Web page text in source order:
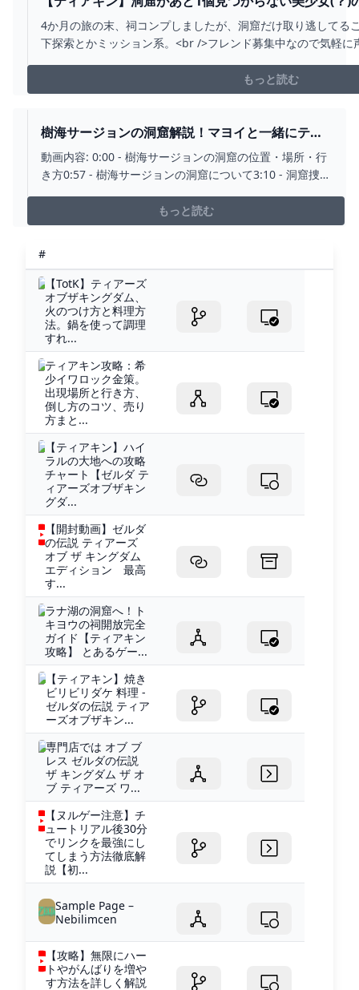
の伝説 #TEARSOFTHEKINGDOM #ティアキン #雑談
4か月の旅の末、祠コンプしましたが、洞窟だけ取り逃してる
下探索とかミッション系。<br />フレンド募集中なので気軽
放：済 4/4<br />冒険の記録(泪以外)：済<br />神殿攻略：5/
み<br />ガノン討伐：完<br />祠制覇：完<br />洞窟：完？
す。<br />→<a
href=https://www.youtube.com/channel/
target=_blank>https://www.youtube.com/channel/
<br /><br /><font size=4> </font><b><u><font size=4>-
/>TwitterID→ vf25mesia<br />Discord ID→ 放送で聞いて
もっと読む
樹海サージョンの洞窟解説！マヨイと一緒にティ
アキンの秘宝を見つけよう #ゼルダの伝説ティア
ーズオブザキングダム #ラバーキャップ #解説動
動画内容: 0:00 - 樹海サージョンの洞窟の位置・場所・行
き方0:57 - 樹海サージョンの洞窟について3:10 - 洞窟捜索
ィアキンの冒険の中で雷攻撃から身を守るための重要な
装備、ラバーキャップの入手方法をこの動画で詳しく解
もっと読む
#
【TotK】ティアーズ
オブザキングダム、
火のつけ方と料理方
法。鍋を使って調理
すれ...
ティアキン攻略：希
少イワロック金策。
出現場所と行き方、
倒し方のコツ、売り
方まと...
【ティアキン】ハイ
ラルの大地への攻略
チャート【ゼルダ テ
ィアーズオブザキン
グダ...
【開封動画】ゼルダ
の伝説 ティアーズ
オブ ザ キングダム
エディション 最高
す...
ラナ湖の洞窟へ！ト
キヨウの祠開放完全
ガイド【ティアキン
攻略】 とあるゲー...
【ティアキン】焼き
ビリビリダケ 料理 -
ゼルダの伝説 ティア
ーズオブザキン...
専門店では オブ ブ
レス ゼルダの伝説
ザ キングダム ザ オ
ブ ティアーズ ワ...
【ヌルゲー注意】チ
ュートリアル後30分
でリンクを最強にし
てしまう方法徹底解
説【初...
Sample Page –
Nebilimcen
【攻略】無限にハー
トやがんばりを増や
す方法を詳しく解説